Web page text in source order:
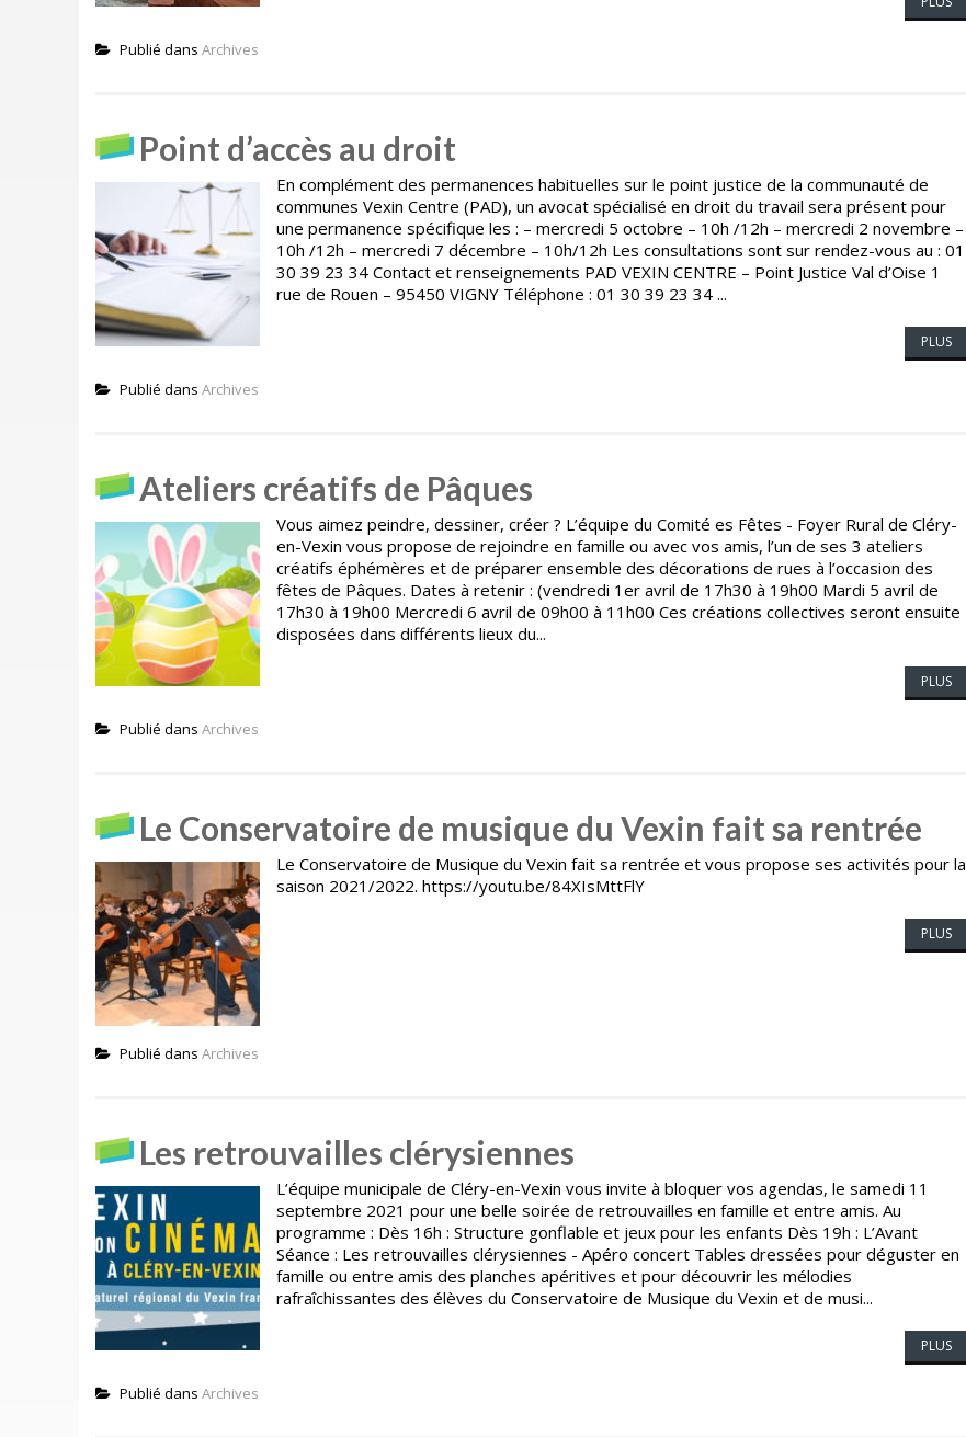
Publié dans Archives
Point d’accès au droit
En complément des permanences habituelles sur le point justice de la communauté de
communes Vexin Centre (PAD), un avocat spécialisé en droit du travail sera présent pour
une permanence spécifique les : – mercredi 5 octobre – 10h /12h – mercredi 2 novembre –
10h /12h – mercredi 7 décembre – 10h/12h Les consultations sont sur rendez-vous au : 01
30 39 23 34 Contact et renseignements PAD VEXIN CENTRE – Point Justice Val d’Oise 1
rue de Rouen – 95450 VIGNY Téléphone : 01 30 39 23 34 ...
PLUS
Publié dans Archives
Ateliers créatifs de Pâques
Vous aimez peindre, dessiner, créer ? L’équipe du Comité es Fêtes - Foyer Rural de Cléry-
en-Vexin vous propose de rejoindre en famille ou avec vos amis, l’un de ses 3 ateliers
créatifs éphémères et de préparer ensemble des décorations de rues à l’occasion des
fêtes de Pâques. Dates à retenir : (vendredi 1er avril de 17h30 à 19h00 Mardi 5 avril de
17h30 à 19h00 Mercredi 6 avril de 09h00 à 11h00 Ces créations collectives seront ensuite
disposées dans différents lieux du...
PLUS
Publié dans Archives
Le Conservatoire de musique du Vexin fait sa rentrée
Le Conservatoire de Musique du Vexin fait sa rentrée et vous propose ses activités pour la
saison 2021/2022. https://youtu.be/84XIsMttFlY
PLUS
Publié dans Archives
Les retrouvailles clérysiennes
L’équipe municipale de Cléry-en-Vexin vous invite à bloquer vos agendas, le samedi 11
septembre 2021 pour une belle soirée de retrouvailles en famille et entre amis. Au
programme : Dès 16h : Structure gonflable et jeux pour les enfants Dès 19h : L’Avant
Séance : Les retrouvailles clérysiennes - Apéro concert Tables dressées pour déguster en
famille ou entre amis des planches apéritives et pour découvrir les mélodies
rafraîchissantes des élèves du Conservatoire de Musique du Vexin et de musi...
PLUS
Publié dans Archives